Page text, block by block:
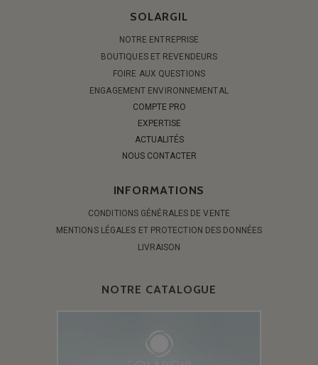
SOLARGIL
NOTRE ENTREPRISE
BOUTIQUES ET REVENDEURS
FOIRE AUX QUESTIONS
ENGAGEMENT ENVIRONNEMENTAL
COMPTE PRO
EXPERTISE
ACTUALITÉS
NOUS CONTACTER
INFORMATIONS
CONDITIONS GÉNÉRALES DE VENTE
MENTIONS LÉGALES ET PROTECTION DES DONNÉES
LIVRAISON
NOTRE CATALOGUE